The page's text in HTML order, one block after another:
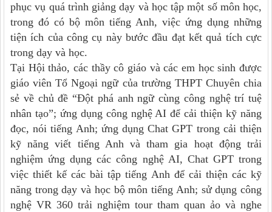
phục vụ quá trình giảng dạy và học tập một số môn học,
trong đó có bộ môn tiếng Anh, việc ứng dụng những
tiện ích của công cụ này bước đầu đạt kết quả tích cực
trong dạy và học.
Tại Hội thảo, các thầy cô giáo và các em học sinh được
giáo viên Tổ Ngoại ngữ của trường THPT Chuyên chia
sẻ về chủ đề “Đột phá anh ngữ cùng công nghệ trí tuệ
nhân tạo”; ứng dụng công nghệ AI để cải thiện kỹ năng
đọc, nói tiếng Anh; ứng dụng Chat GPT trong cải thiện
kỹ năng viết tiếng Anh và tham gia hoạt động trải
nghiệm ứng dụng các công nghệ AI, Chat GPT trong
việc thiết kế các bài tập tiếng Anh để cải thiện các kỹ
năng trong dạy và học bộ môn tiếng Anh; sử dụng công
nghệ VR 360 trải nghiệm tour tham quan ảo và nghe